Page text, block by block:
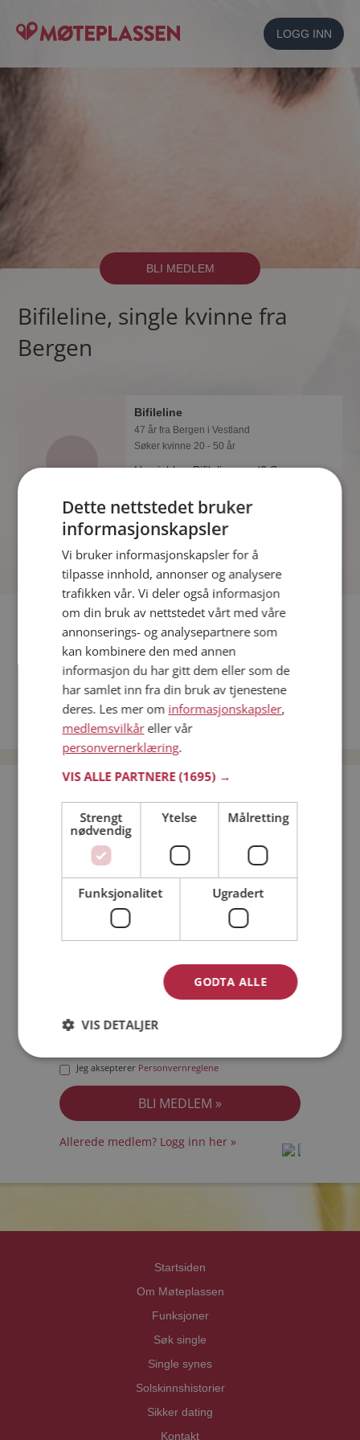
LOGG INN
BLI MEDLEM
Bifileline, single kvinne fra
Bergen
Bifileline
47 år fra Bergen i Vestland
Søker kvinne 20 - 50 år
Hva jobber Bifileline med? Som
alle mulige detaljer om de single.
Fler single
Menn fra Bergen
Date kvinner i Norge
Date menn i Norge
Jeg er en: Mann Kvinne
Min alder:
Jeg aksepterer Personvernreglene
Allerede medlem? Logg inn her »
Startsiden
Om Møteplassen
Funksjoner
Søk single
Single synes
Solskinnshistorier
Sikker dating
Kontakt
Dette nettstedet bruker
informasjonskapsler
Vi bruker informasjonskapsler for å
tilpasse innhold, annonser og analysere
trafikken vår. Vi deler også informasjon
om din bruk av nettstedet vårt med våre
annonserings- og analysepartnere som
kan kombinere den med annen
informasjon du har gitt dem eller som de
har samlet inn fra din bruk av tjenestene
deres. Les mer om informasjonskapsler,
medlemsvilkåreller vår
personvernerklæring.
VIS ALLE PARTNERE(1695) →
Strengt
nødvendig
Ytelse Målretting
Funksjonalitet Ugradert
GODTA ALLE
VIS DETALJER